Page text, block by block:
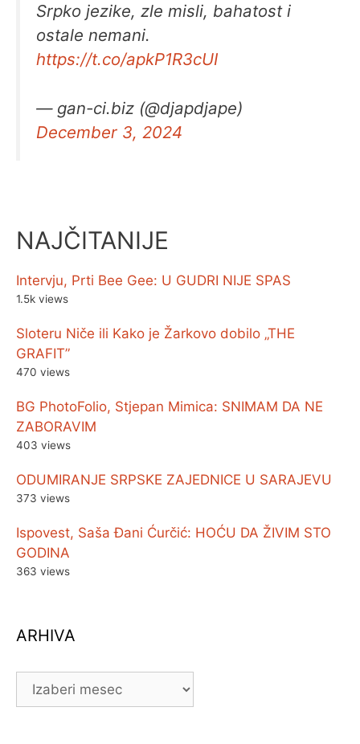
Srpko jezike, zle misli, bahatost i
ostale nemani.
https://t.co/apkP1R3cUI
— gan-ci.biz (@djapdjape)
December 3, 2024
NAJČITANIJE
Intervju, Prti Bee Gee: U GUDRI NIJE SPAS
1.5k views
Sloteru Niče ili Kako je Žarkovo dobilo „THE
GRAFIT”
470 views
BG PhotoFolio, Stjepan Mimica: SNIMAM DA NE
ZABORAVIM
403 views
ODUMIRANJE SRPSKE ZAJEDNICE U SARAJEVU
373 views
Ispovest, Saša Đani Ćurčić: HOĆU DA ŽIVIM STO
GODINA
363 views
ARHIVA
ARHIVA